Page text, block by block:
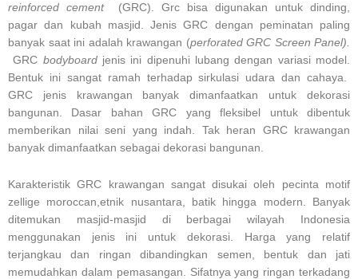
reinforced cement
(GRC). Grc bisa digunakan untuk dinding,
pagar dan kubah masjid. Jenis GRC dengan peminatan paling
banyak saat ini adalah krawangan (perforated GRC Screen Panel).
GRC bodyboardjenis ini dipenuhi lubang dengan variasi model.
Bentuk ini sangat ramah terhadap sirkulasi udara dan cahaya.
GRC jenis krawangan banyak dimanfaatkan untuk dekorasi
bangunan. Dasar bahan GRC yang fleksibel untuk dibentuk
memberikan nilai seni yang indah. Tak heran GRC krawangan
banyak dimanfaatkan sebagai dekorasi bangunan.
Karakteristik GRC krawangan sangat disukai oleh pecinta motif
zellige moroccan,etnik nusantara, batik hingga modern. Banyak
ditemukan masjid-masjid di berbagai wilayah Indonesia
menggunakan jenis ini untuk dekorasi. Harga yang relatif
terjangkau dan ringan dibandingkan semen, bentuk dan jati
memudahkan dalam pemasangan. Sifatnya yang ringan terkadang